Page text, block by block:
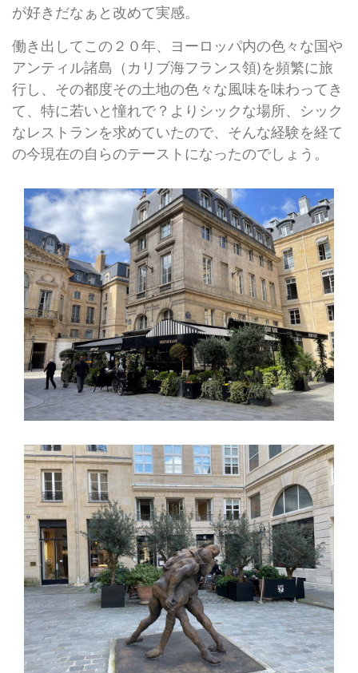
が好きだなぁと改めて実感。
働き出してこの２０年、ヨーロッパ内の色々な国や
アンティル諸島（カリブ海フランス領)を頻繁に旅
行し、その都度その土地の色々な風味を味わってき
て、特に若いと憧れで？よりシックな場所、シック
なレストランを求めていたので、そんな経験を経て
の今現在の自らのテーストになったのでしょう。